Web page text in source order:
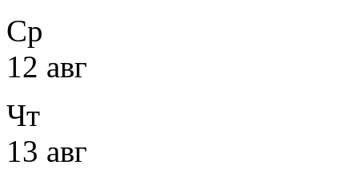
Ср
12 авг
Чт
13 авг